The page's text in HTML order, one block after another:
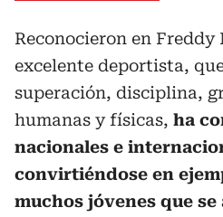
Reconocieron en Freddy
excelente deportista,
superación, disciplina,
humanas y físicas, ha
nacionales e
convirtiéndose en
muchos jóvenes que